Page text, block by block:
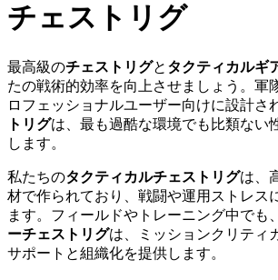
チェストリグ
最高級のチェストリグと タクティカルギ
たの戦術的効率を向上させましょう。軍
ロフェッショナルユーザー向けに設計さ
トリグは、最も過酷な環境でも比類ない
します。
私たちのタクティカルチェストリグは、
材で作られており、戦闘や運用ストレス
ます。フィールドやトレーニング中でも
ーチェストリグは、ミッションクリティ
サポートと組織化を提供します。